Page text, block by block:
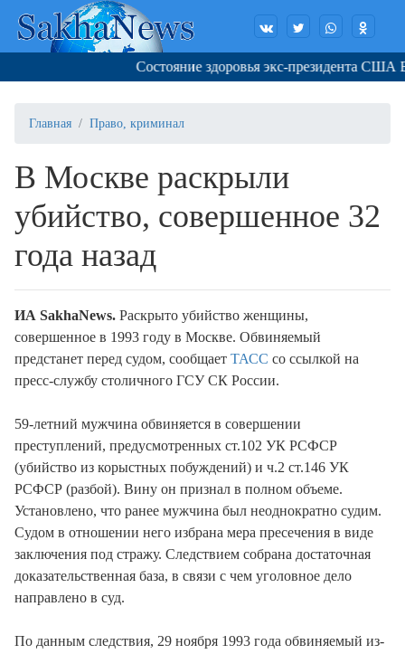
Состояние здоровья экс-президента США
Главная Право, криминал
В Москве раскрыли
убийство, совершенное 32
года назад
ИА SakhaNews. Раскрыто убийство женщины,
совершенное в 1993 году в Москве. Обвиняемый
предстанет перед судом, сообщает ТАСС со ссылкой на
пресс-службу столичного ГСУ СК России.
59-летний мужчина обвиняется в совершении
преступлений, предусмотренных ст.102 УК РСФСР
(убийство из корыстных побуждений) и ч.2 ст.146 УК
РСФСР (разбой). Вину он признал в полном объеме.
Установлено, что ранее мужчина был неоднократно судим.
Судом в отношении него избрана мера пресечения в виде
заключения под стражу. Следствием собрана достаточная
доказательственная база, в связи с чем уголовное дело
направлено в суд.
По данным следствия, 29 ноября 1993 года обвиняемый из-